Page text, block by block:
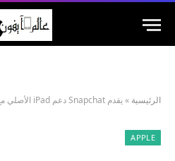
الرئيسية »يقدم Snapchat دعم iPad الأصلي مع آخر تحديث له
APPLE